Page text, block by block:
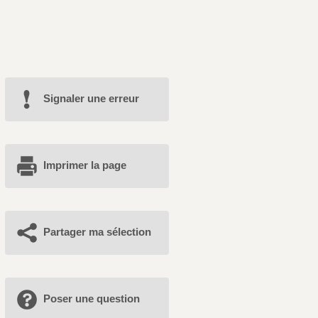
Signaler une erreur
Imprimer la page
Partager ma sélection
Poser une question